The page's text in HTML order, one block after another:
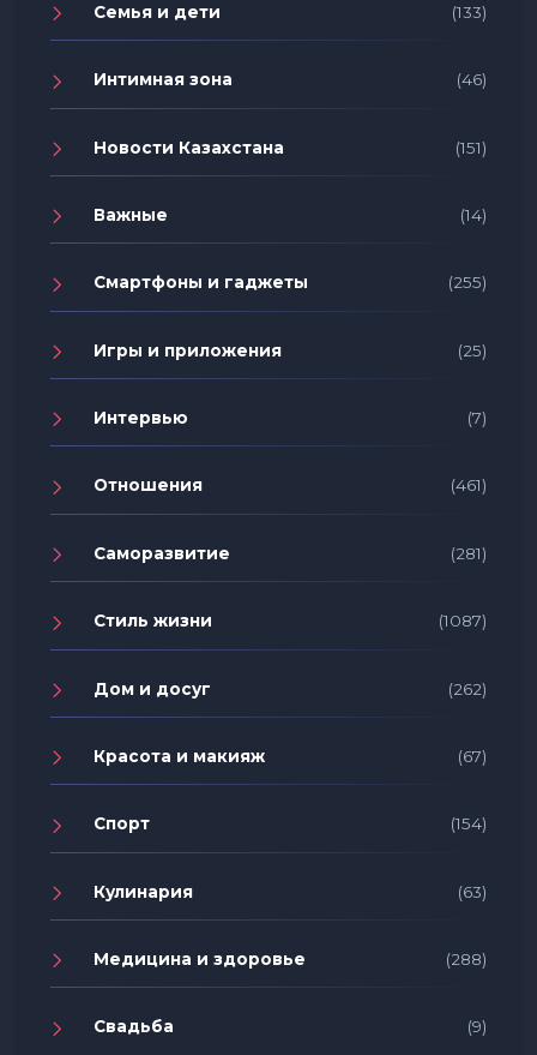
Семья и дети (133)
Интимная зона (46)
Новости Казахстана (151)
Важные (14)
Смартфоны и гаджеты (255)
Игры и приложения (25)
Интервью (7)
Отношения (461)
Саморазвитие (281)
Стиль жизни (1087)
Дом и досуг (262)
Красота и макияж (67)
Спорт (154)
Кулинария (63)
Медицина и здоровье (288)
Свадьба (9)